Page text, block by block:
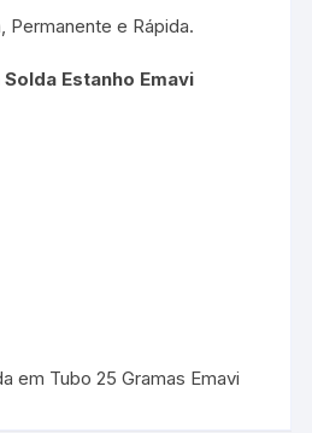
Permanente e Rápida.
Estanho Emavi
em Tubo 25 Gramas Emavi